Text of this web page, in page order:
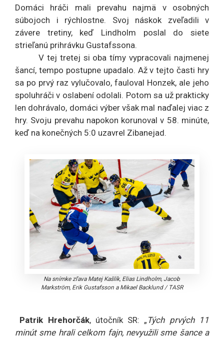
Domáci hráči mali prevahu najmä v osobných
súbojoch i rýchlostne. Svoj náskok zveľadili v
závere tretiny, keď Lindholm poslal do siete
strieľanú prihrávku Gustafssona.
V tej tretej si oba tímy vypracovali najmenej
šancí, tempo postupne upadalo. Až v tejto časti hry
sa po prvý raz vylučovalo, fauloval Honzek, ale jeho
spoluhráči v oslabení odolali. Potom sa už prakticky
len dohrávalo, domáci výber však mal naďalej viac z
hry. Svoju prevahu napokon korunoval v 58. minúte,
keď na konečných 5:0 uzavrel Zibanejad.
Na snímke zľava Matej Kašlík, Elias Lindholm, Jacob
Markström, Erik Gustafsson a Mikael Backlund/ TASR
Patrik Hrehorčák, útočník SR: „ Tých prvých 11
minút sme hrali celkom fajn, nevyužili sme šance a